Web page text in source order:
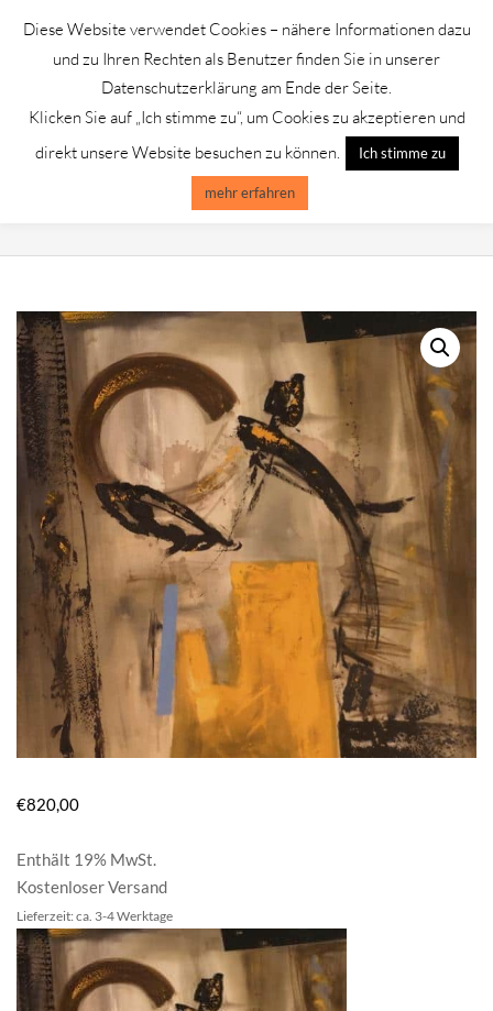
content GALERIE CHROMIK
Primary
Navigation
ALFRED GOCKEL /DER BESUCHER
€820,00
Enthält 19% MwSt.
Kostenloser Versand
Lieferzeit: ca. 3-4 Werktage
Diese Website verwendet Cookies – nähere Informationen dazu
und zu Ihren Rechten als Benutzer finden Sie in unserer
Datenschutzerklärung am Ende der Seite.
Klicken Sie auf „Ich stimme zu“, um Cookies zu akzeptieren und
direkt unsere Website besuchen zu können.
Ich stimme zu
mehr erfahren